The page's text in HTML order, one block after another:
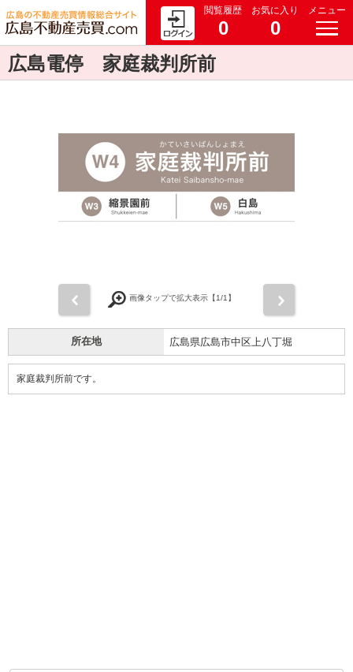
閲覧履歴
0
お気に入り
0
メニュー
広島電停 家庭裁判所前
画像タップで拡大表示【1/1】
所在地 広島県広島市中区上八丁堀
家庭裁判所前です。